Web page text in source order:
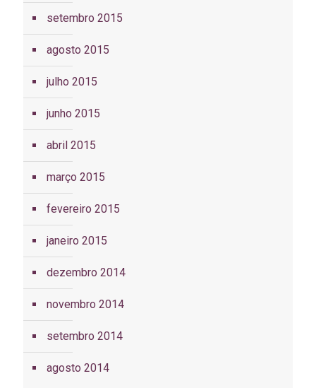
setembro 2015
agosto 2015
julho 2015
junho 2015
abril 2015
março 2015
fevereiro 2015
janeiro 2015
dezembro 2014
novembro 2014
setembro 2014
agosto 2014